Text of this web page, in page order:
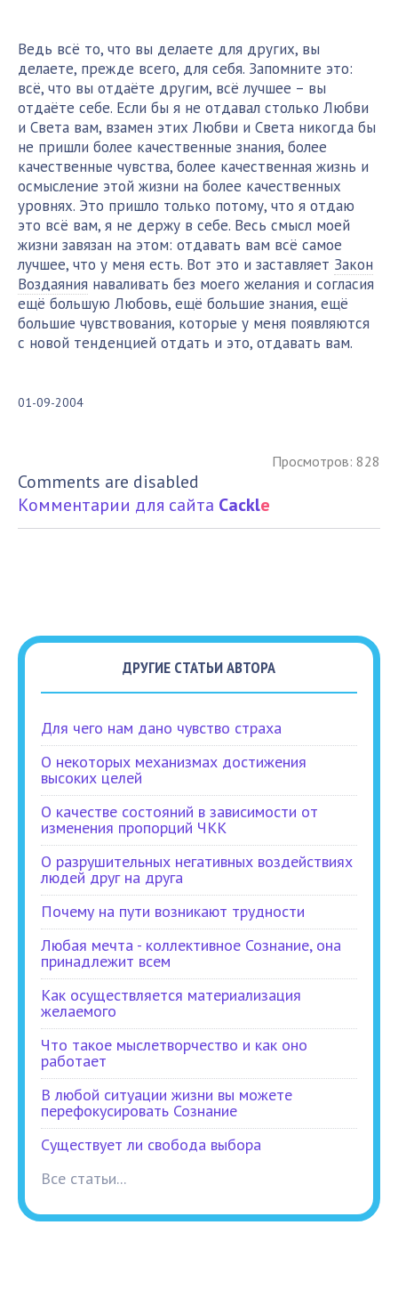
Ведь всё то, что вы делаете для других, вы
делаете, прежде всего, для себя. Запомните это:
всё, что вы отдаёте другим, всё лучшее – вы
отдаёте себе. Если бы я не отдавал столько Любви
и Света вам, взамен этих Любви и Света никогда бы
не пришли более качественные знания, более
качественные чувства, более качественная жизнь и
осмысление этой жизни на более качественных
уровнях. Это пришло только потому, что я отдаю
это всё вам, я не держу в себе. Весь смысл моей
жизни завязан на этом: отдавать вам всё самое
лучшее, что у меня есть. Вот это и заставляет Закон
Воздаяния наваливать без моего желания и согласия
ещё большую Любовь, ещё большие знания, ещё
большие чувствования, которые у меня появляются
с новой тенденцией отдать и это, отдавать вам.
01-09-2004
Просмотров: 828
Comments are disabled
Комментарии для сайта Cackle
ДРУГИЕ СТАТЬИ АВТОРА
Для чего нам дано чувство страха
О некоторых механизмах достижения
высоких целей
О качестве состояний в зависимости от
изменения пропорций ЧКК
О разрушительных негативных воздействиях
людей друг на друга
Почему на пути возникают трудности
Любая мечта - коллективное Сознание, она
принадлежит всем
Как осуществляется материализация
желаемого
Что такое мыслетворчество и как оно
работает
В любой ситуации жизни вы можете
перефокусировать Сознание
Существует ли свобода выбора
Все статьи...